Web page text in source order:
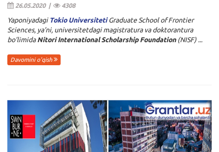
26.05.2020 | 4308
Yaponiyadagi Tokio Universiteti Graduate School of Frontier
Sciences, ya’ni, universitetdagi magistratura va doktorantura
bo’limidaNitori International Scholarship Foundation(NISF) ...
Davomini o'qish